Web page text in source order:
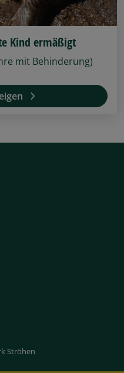
Kind ermäßigt
mit Behinderung)
Ströhen